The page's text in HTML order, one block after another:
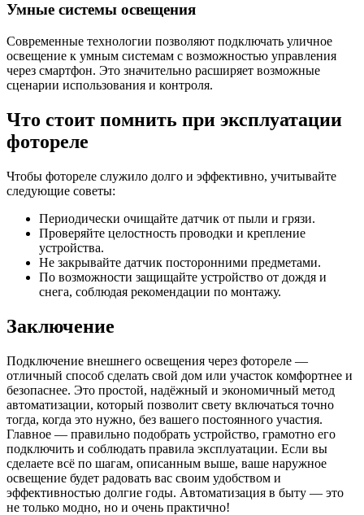
Умные системы освещения
Современные технологии позволяют подключать уличное
освещение к умным системам с возможностью управления
через смартфон. Это значительно расширяет возможные
сценарии использования и контроля.
Что стоит помнить при эксплуатации
фотореле
Чтобы фотореле служило долго и эффективно, учитывайте
следующие советы:
Периодически очищайте датчик от пыли и грязи.
Проверяйте целостность проводки и крепление
устройства.
Не закрывайте датчик посторонними предметами.
По возможности защищайте устройство от дождя и
снега, соблюдая рекомендации по монтажу.
Заключение
Подключение внешнего освещения через фотореле —
отличный способ сделать свой дом или участок комфортнее и
безопаснее. Это простой, надёжный и экономичный метод
автоматизации, который позволит свету включаться точно
тогда, когда это нужно, без вашего постоянного участия.
Главное — правильно подобрать устройство, грамотно его
подключить и соблюдать правила эксплуатации. Если вы
сделаете всё по шагам, описанным выше, ваше наружное
освещение будет радовать вас своим удобством и
эффективностью долгие годы. Автоматизация в быту — это
не только модно, но и очень практично!